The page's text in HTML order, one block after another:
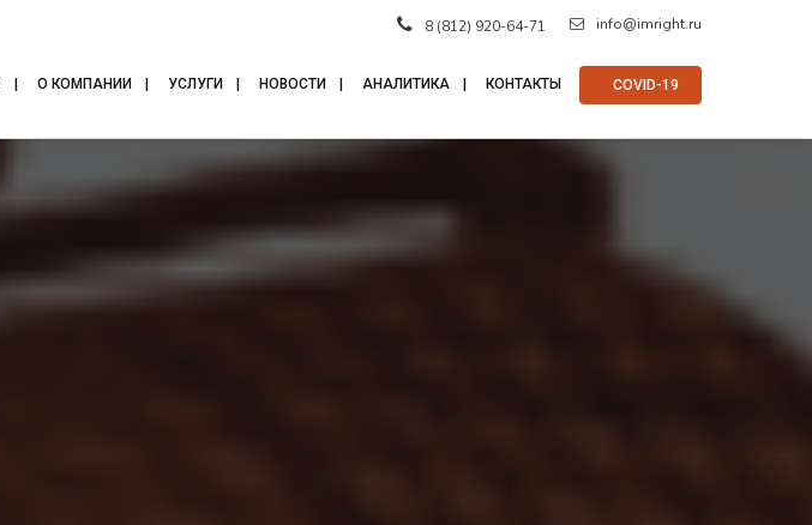
info@imright.ru
8 (812) 920-64-71
О КОМПАНИИ УСЛУГИ НОВОСТИ АНАЛИТИКА КОНТАКТЫ ⠀COVID-19